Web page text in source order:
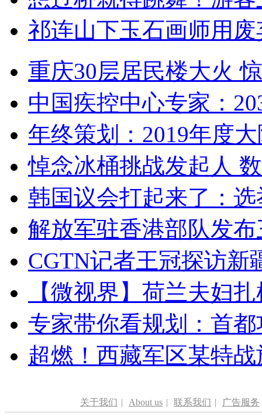
祁连山下玉石画师用
重庆30层居民楼大火
中国疾控中心专家：
年终策划：2019年度
悼念冰桶挑战发起人
韩国议会打起来了：
解放军驻香港部队发
CGTN记者王冠探访新
【微视界】荷兰夫妇
专家带你看规划：首
超燃！西藏军区某特
关于我们 | About us | 联系我们 | 广告服务